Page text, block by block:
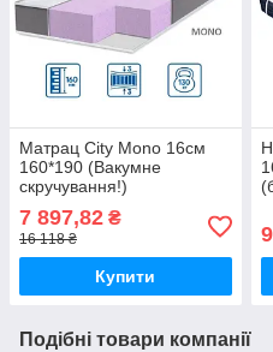
Матрац City Mono 16см
160*190 (Вакумне
скручування!)
7 897,82 ₴
16 118 ₴
Купити
Подібні товари компанії